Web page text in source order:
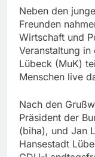
Neben den
Freunden
Wirtschaft und
Veranstaltung
Lübeck (MuK)
Menschen live
Nach den
Präsident der
(biha), und Jan
Hansestadt